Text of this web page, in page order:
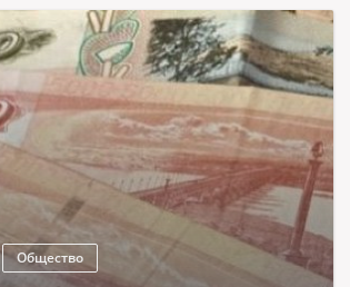
Жителям Подмосковья
разъяснили порядок
перерасчета платы за
коммунальные услуги
03.04.2026 2084
Общество